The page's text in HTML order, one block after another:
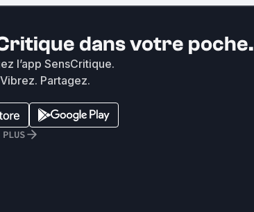
dans votre poche.
l’app SensCritique.
Partagez.